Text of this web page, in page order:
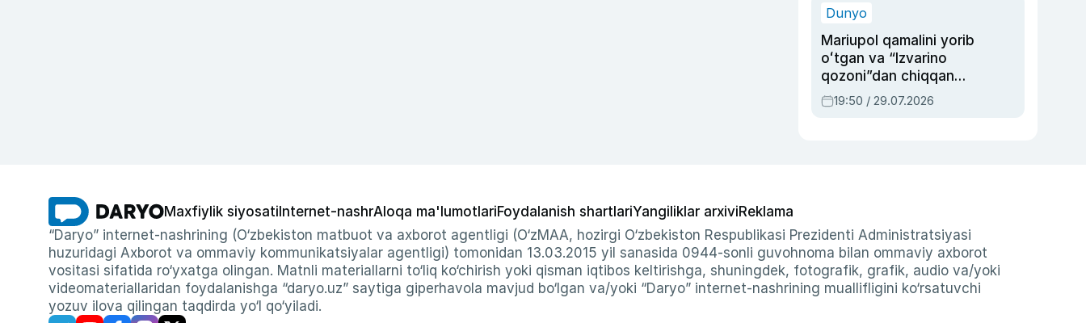
Dunyo
Mariupol qamalini yorib
oʻtgan va “Izvarino
qozoni”dan chiqqan
qahramon — Ukraina
armiyasi bosh
19:50 / 29.07.2026
Maxfiylik siyosati Internet-nashrAloqa ma'lumotlariFoydalanish shartlariYangiliklar arxiviReklama
“Daryo” internet-nashrining (O‘zbekiston matbuot va axborot agentligi (O‘zMAA, hozirgi O‘zbekiston Respublikasi Prezidenti Administratsiyasi
huzuridagi Axborot va ommaviy kommunikatsiyalar agentligi) tomonidan 13.03.2015 yil sanasida 0944-sonli guvohnoma bilan ommaviy axborot
vositasi sifatida ro‘yxatga olingan. Matnli materiallarni to‘liq ko‘chirish yoki qisman iqtibos keltirishga, shuningdek, fotografik, grafik, audio va/yoki
videomateriallaridan foydalanishga “daryo.uz” saytiga giperhavola mavjud bo‘lgan va/yoki “Daryo” internet-nashrining muallifligini ko‘rsatuvchi
yozuv ilova qilingan taqdirda yo‘l qo‘yiladi.